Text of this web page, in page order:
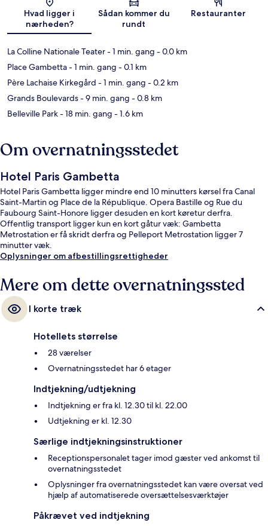
Kort
Hvad ligger i
nærheden?
Sådan kommer du
rundt
Restauranter
La Colline Nationale Teater- 1 min. gang - 0.0 km
Place Gambetta- 1 min. gang - 0.1 km
Père Lachaise Kirkegård - 1 min. gang - 0.2 km
Grands Boulevards- 9 min. gang - 0.8 km
Belleville Park- 18 min. gang - 1.6 km
Om overnatningsstedet
Hotel Paris Gambetta
Hotel Paris Gambetta ligger mindre end 10 minutters kørsel fra Canal
Saint-Martin og Place de la République. Opera Bastille og Rue du
Faubourg Saint-Honore ligger desuden en kort køretur derfra.
Offentlig transport ligger kun en kort gåtur væk: Gambetta
Metrostation er få skridt derfra og Pelleport Metrostation ligger 7
minutter væk.
Oplysninger om afbestillingsrettigheder
Mere om dette overnatningssted
I korte træk
Hotellets størrelse
28 værelser
Overnatningsstedet har 6 etager
Indtjekning/udtjekning
Indtjekning er fra kl. 12.30 til kl. 22.00
Udtjekning er kl. 12.30
Særlige indtjekningsinstruktioner
Receptionspersonalet tager imod gæster ved ankomst til
overnatningsstedet
Oplysninger fra overnatningsstedet kan være oversat ved
hjælp af automatiserede oversættelsesværktøjer
Påkrævet ved indtjekning